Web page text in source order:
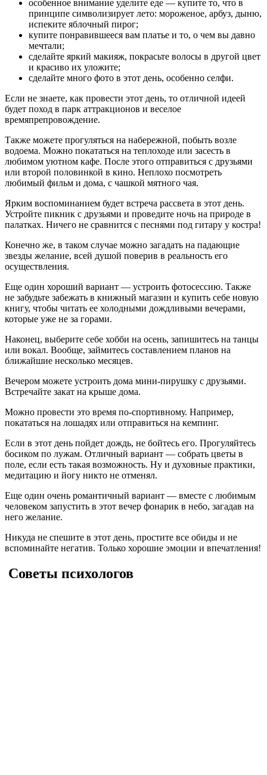
особенное внимание уделите еде — купите то, что в
принципе символизирует лето: мороженое, арбуз, дыню,
испеките яблочный пирог;
купите понравившееся вам платье и то, о чем вы давно
мечтали;
сделайте яркий макияж, покрасьте волосы в другой цвет
и красиво их уложите;
сделайте много фото в этот день, особенно селфи.
Если не знаете, как провести этот день, то отличной идеей
будет поход в парк аттракционов и веселое
времяпрепровождение.
Также можете прогуляться на набережной, побыть возле
водоема. Можно покататься на теплоходе или засесть в
любимом уютном кафе. После этого отправиться с друзьями
или второй половинкой в кино. Неплохо посмотреть
любимый фильм и дома, с чашкой мятного чая.
Ярким воспоминанием будет встреча рассвета в этот день.
Устройте пикник с друзьями и проведите ночь на природе в
палатках. Ничего не сравнится с песнями под гитару у костра!
Конечно же, в таком случае можно загадать на падающие
звезды желание, всей душой поверив в реальность его
осуществления.
Еще один хороший вариант — устроить фотосессию. Также
не забудьте забежать в книжный магазин и купить себе новую
книгу, чтобы читать ее холодными дождливыми вечерами,
которые уже не за горами.
Наконец, выберите себе хобби на осень, запишитесь на танцы
или вокал. Вообще, займитесь составлением планов на
ближайшие несколько месяцев.
Вечером можете устроить дома мини-пирушку с друзьями.
Встречайте закат на крыше дома.
Можно провести это время по-спортивному. Например,
покататься на лошадях или отправиться на кемпинг.
Если в этот день пойдет дождь, не бойтесь его. Прогуляйтесь
босиком по лужам. Отличный вариант — собрать цветы в
поле, если есть такая возможность. Ну и духовные практики,
медитацию и йогу никто не отменял.
Еще один очень романтичный вариант — вместе с любимым
человеком запустить в этот вечер фонарик в небо, загадав на
него желание.
Никуда не спешите в этот день, простите все обиды и не
вспоминайте негатив. Только хорошие эмоции и впечатления!
Советы психологов